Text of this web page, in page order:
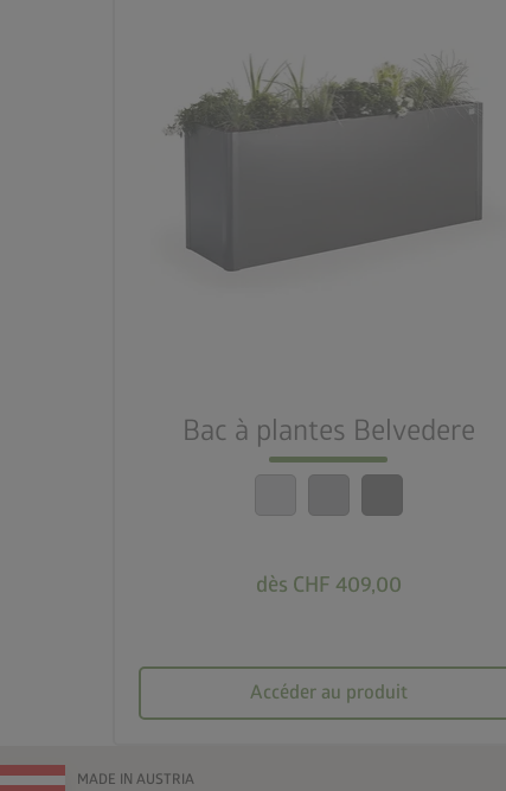
Bac à plantes Belvedere
dès CHF 409,00
Accéder au produit
3 couleurs
Montage rapide
calendar_month
MADE IN AUSTRIA